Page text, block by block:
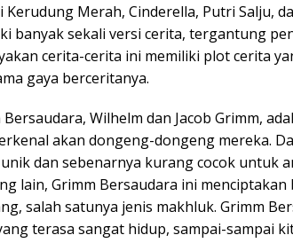
Kerudung Merah, Cinderella, Putri Salju,
banyak sekali versi cerita, tergantung
cerita-cerita ini memiliki plot cerita
gaya berceritanya.
Bersaudara, Wilhelm dan Jacob Grimm,
akan dongeng-dongeng mereka.
dan sebenarnya kurang cocok untuk
lain, Grimm Bersaudara ini
salah satunya jenis makhluk. Grimm
terasa sangat hidup, sampai-sampai